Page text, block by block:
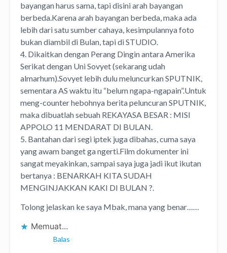
bayangan harus sama, tapi disini arah bayangan
berbeda.Karena arah bayangan berbeda, maka ada
lebih dari satu sumber cahaya, kesimpulannya foto
bukan diambil di Bulan, tapi di STUDIO.
4. Dikaitkan dengan Perang Dingin antara Amerika
Serikat dengan Uni Sovyet (sekarang udah
almarhum).Sovyet lebih dulu meluncurkan SPUTNIK,
sementara AS waktu itu “belum ngapa-ngapain”.Untuk
meng-counter hebohnya berita peluncuran SPUTNIK,
maka dibuatlah sebuah REKAYASA BESAR : MISI
APPOLO 11 MENDARAT DI BULAN.
5. Bantahan dari segi iptek juga dibahas, cuma saya
yang awam banget ga ngerti.Film dokumenter ini
sangat meyakinkan, sampai saya juga jadi ikut ikutan
bertanya : BENARKAH KITA SUDAH
MENGINJAKKAN KAKI DI BULAN ?.
Tolong jelaskan ke saya Mbak, mana yang benar……
Memuat...
Balas